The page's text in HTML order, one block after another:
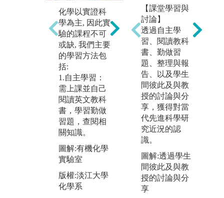
化學以實證科
學為主, 因此實
驗的課程不可
或缺, 我們主要
的學習方法包
括:
1.自主學習：
需上課並自己
閱讀英文教科
書，學習勤做
習題，查閱相
關知識。
圖解:有機化學
實驗室
版權:淡江大學
化學系
2.實驗：培養
成為研究人才
的準備，驗證
課本所學。
圖解:學習操作
基礎設備
版權:淡江大學
化學系
【課堂學習與
討論】
透過自主學
習、閱讀教科
書、勤做習
題、整理與報
告、以及學生
間彼此及與教
授的討論與分
享，獲得對當
代先進科學研
究近況的認
識。
圖解:透過學生
間彼此及與教
授的討論與分
享